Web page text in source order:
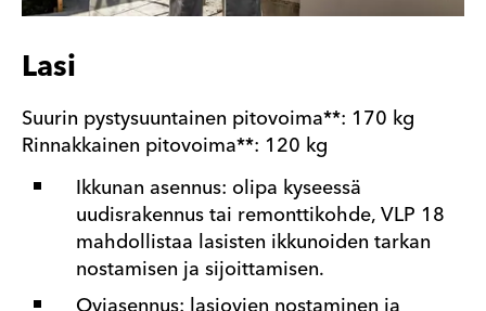
Lasi
Suurin pystysuuntainen pitovoima**: 170 kg
Rinnakkainen pitovoima**: 120 kg
Ikkunan asennus: olipa kyseessä
uudisrakennus tai remonttikohde, VLP 18
mahdollistaa lasisten ikkunoiden tarkan
nostamisen ja sijoittamisen.